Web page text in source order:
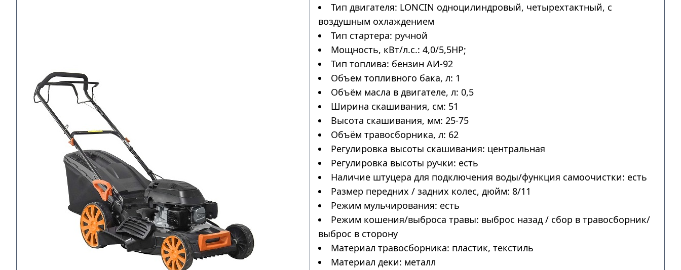
Тип двигателя: LONCIN одноцилиндровый, четырехтактный, с
воздушным охлаждением
Тип стартера: ручной
Мощность, кВт/л.с.: 4,0/5,5HP;
Тип топлива: бензин АИ-92
Объем топливного бака, л: 1
Объём масла в двигателе, л: 0,5
Ширина скашивания, см: 51
Высота скашивания, мм: 25-75
Объём травосборника, л: 62
Регулировка высоты скашивания: центральная
Регулировка высоты ручки: есть
Наличие штуцера для подключения воды/функция самоочистки: есть
Размер передних / задних колес, дюйм: 8/11
Режим мульчирования: есть
Режим кошения/выброса травы: выброс назад / сбор в травосборник/
выброс в сторону
Материал травосборника: пластик, текстиль
Материал деки: металл